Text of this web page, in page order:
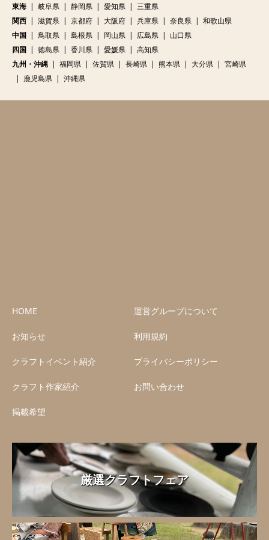
東海
岐阜県 静岡県 愛知県
三重県
関西
滋賀県 京都府 大阪府 兵庫県 奈良県
和歌山県
中国
鳥取県 島根県 岡山県 広島県
山口県
四国
徳島県 香川県 愛媛県
高知県
九州・沖縄
福岡県 佐賀県 長崎県 熊本県 大分県
宮崎県
鹿児島県
沖縄県
HOME
お知らせ
クラフトイベント紹介
クラフト作家紹介
掲載希望
運営グループについて
利用規約
プライバシーポリシー
お問い合わせ
厳選クラフトフェア